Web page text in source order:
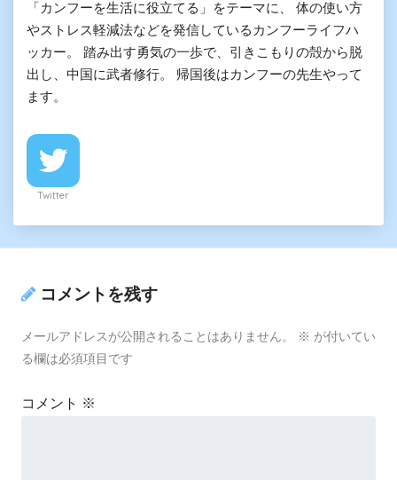
「カンフーを生活に役立てる」をテーマに、 体の使い方
やストレス軽減法などを発信しているカンフーライフハ
ッカー。 踏み出す勇気の一歩で、引きこもりの殻から脱
出し、中国に武者修行。 帰国後はカンフーの先生やって
ます。
Twitter
コメントを残す
メールアドレスが公開されることはありません。 ※ が付いてい
る欄は必須項目です
コメント ※